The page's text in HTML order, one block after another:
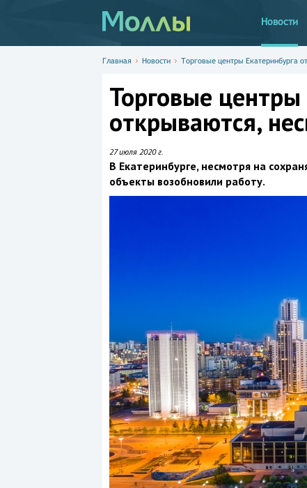
Новости
Главная Новости Торговые центры Екатеринбурга
Торговые центры
открываются,
27 июля 2020 г.
В Екатеринбурге, несмотря на
объекты возобновили работу.